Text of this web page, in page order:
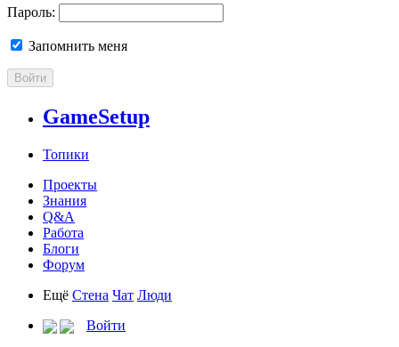
Пароль:
Запомнить меня
Войти
GameSetup
Топики
Проекты
Знания
Q&A
Работа
Блоги
Форум
Ещё Стена Чат Люди
Войти